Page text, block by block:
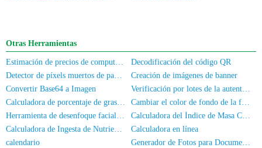
Otras Herramientas
Estimación de precios de computadoras/teléfonos móviles de segunda mano
Decodificación del código QR
Detector de píxels muertos de pantalla
Creación de imágenes de banner
Convertir Base64 a Imagen
Verificación por lotes de la autenticación de nombre real para números de móvil/DNI
Calculadora de porcentaje de grasa corporal
Cambiar el color de fondo de la foto
Herramienta de desenfoque facial para fotos
Calculadora del Índice de Masa Corporal
Calculadora de Ingesta de Nutrientes
Calculadora en línea
calendario
Generador de Fotos para Documentos